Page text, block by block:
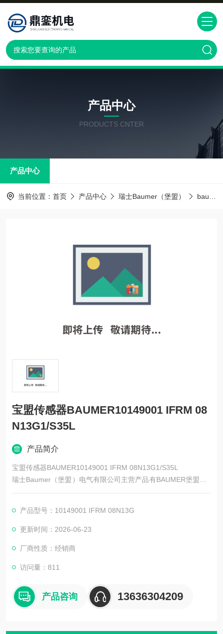
产品中心
PRODUCTS CNTER
产品中心
当前位置： 首页 产品中心 瑞士Baumer（堡盟） baumer传感器
宝盟传感器BAUMER10149001 IFRM 08
N13G1/S35L
产品简介
宝盟传感器BAUMER10149001 IFRM 08N13G1/S35L
瑞士Baumer（堡盟）电气有限公司主营产品有BAUMER堡盟、B
AUMER编码器、BAUMER传感器、BAUMER控制器、BAUMER
ER光电开关、BAUMER限位开关、BAUMER放大器、BAUMER
变送器、BAUMER安全栅等。
产品型号：10149001 IFRM 08N13G
更新时间：2026-06-23
厂商性质：经销商
访问量：811
产品咨询 13636304209